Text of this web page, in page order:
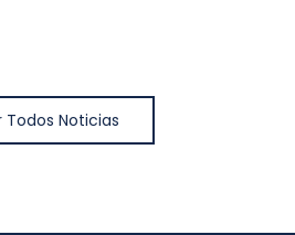
Todos Noticias